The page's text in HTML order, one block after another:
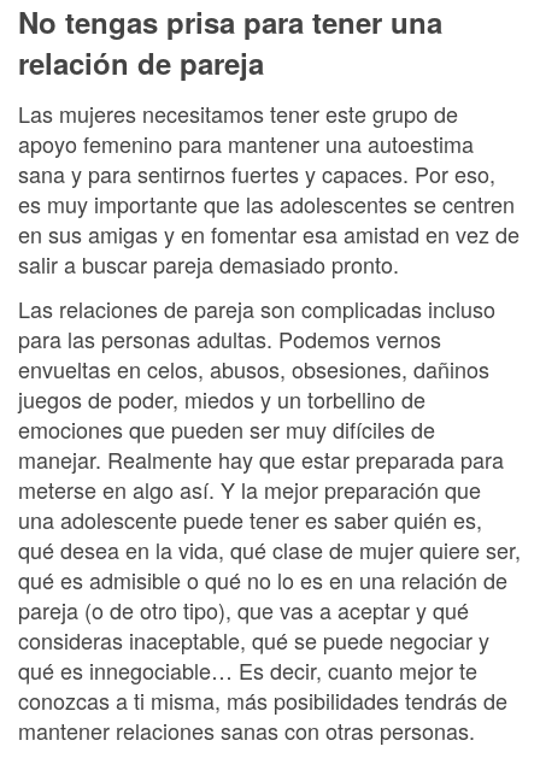
No tengas prisa para tener una
relación de pareja
Las mujeres necesitamos tener este grupo de
apoyo femenino para mantener una autoestima
sana y para sentirnos fuertes y capaces. Por eso,
es muy importante que las adolescentes se centren
en sus amigas y en fomentar esa amistad en vez de
salir a buscar pareja demasiado pronto.
Las relaciones de pareja son complicadas incluso
para las personas adultas. Podemos vernos
envueltas en celos, abusos, obsesiones, dañinos
juegos de poder, miedos y un torbellino de
emociones que pueden ser muy difíciles de
manejar. Realmente hay que estar preparada para
meterse en algo así. Y la mejor preparación que
una adolescente puede tener es saber quién es,
qué desea en la vida, qué clase de mujer quiere ser,
qué es admisible o qué no lo es en una relación de
pareja (o de otro tipo), que vas a aceptar y qué
consideras inaceptable, qué se puede negociar y
qué es innegociable… Es decir, cuanto mejor te
conozcas a ti misma, más posibilidades tendrás de
mantener relaciones sanas con otras personas.